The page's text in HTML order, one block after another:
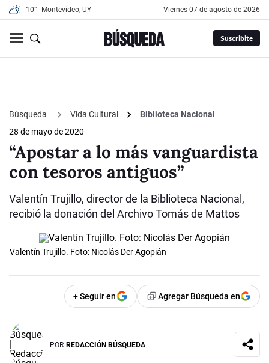
10° Montevideo, UY viernes 07 de agosto de 2026
Suscribite
Búsqueda Vida Cultural
Biblioteca Nacional
28 de mayo de 2020
“Apostar a lo más vanguardista
con tesoros antiguos”
Valentín Trujillo, director de la Biblioteca Nacional,
recibió la donación del Archivo Tomás de Mattos
Valentín Trujillo. Foto: Nicolás Der Agopián
+ Seguir en Agregar Búsqueda en
POR REDACCIÓN BÚSQUEDA